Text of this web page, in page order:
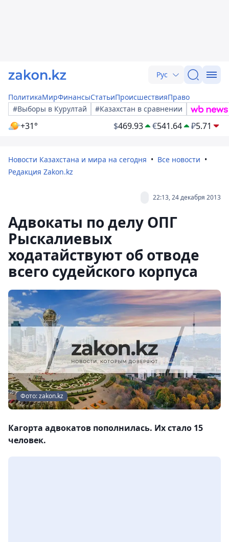
Рус
ПолитикаМирФинансыСтатьиПроисшествияПраво
#Выборы в Курултай
#Казахстан в сравнении
+31° $469.93 €541.64 ₽5.71
Новости Казахстана и мира на сегодня
Все новости
Редакция Zakon.kz
22:13, 24 декабря 2013
Адвокаты по делу ОПГ
Рыскалиевых
ходатайствуют об отводе
всего судейского корпуса
Фото: zakon.kz
Кагорта адвокатов пополнилась. Их стало 15
человек.